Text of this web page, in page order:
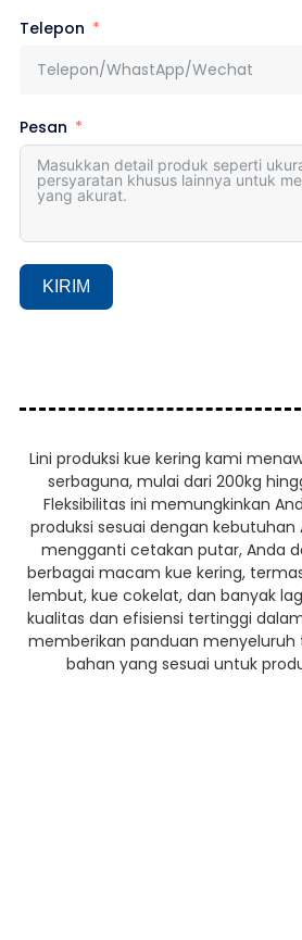
Telepon
Pesan
KIRIM
Lini produksi kue kering kami
serbaguna, mulai dari 200kg
Fleksibilitas ini memungkinkan
produksi sesuai dengan kebutuhan
mengganti cetakan putar, Anda
berbagai macam kue kering,
lembut, kue cokelat, dan banyak
kualitas dan efisiensi tertinggi
memberikan panduan
bahan yang sesuai untuk